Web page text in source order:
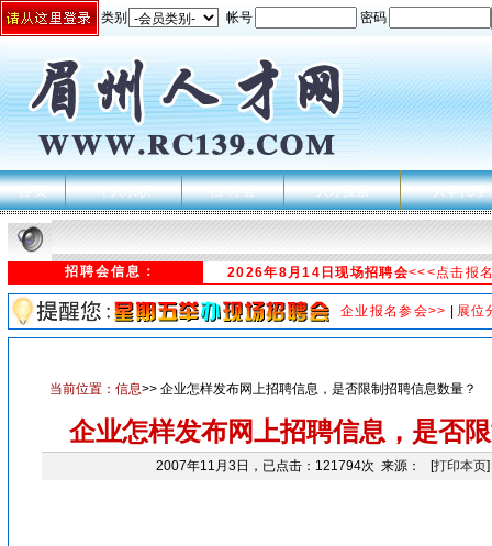
类别 帐号 密码
首 页 个人求职 招 聘 会 人才搜索 人事代理
招聘会信息： 2026年8月14日现场招聘会<<<点击报
企业报名参会>> 展位
当前位置： 信息>> 企业怎样发布网上招聘信息，是否限制招聘信息数量？
企业怎样发布网上招聘信息，是否
2007年11月3日，已点击：121794次 来源： [打印本页]